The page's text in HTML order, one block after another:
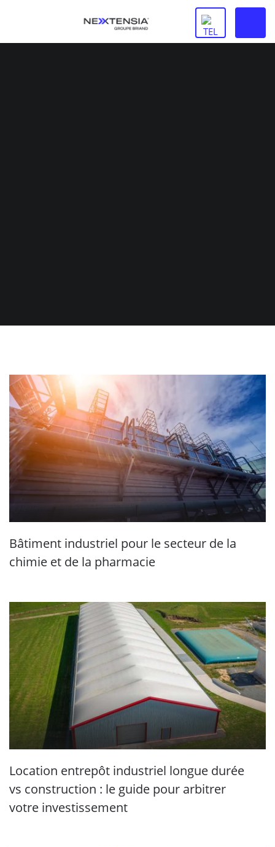
Bâtiment industriel pour le secteur de la
chimie et de la pharmacie
Location entrepôt industriel longue durée
vs construction : le guide pour arbitrer
votre investissement